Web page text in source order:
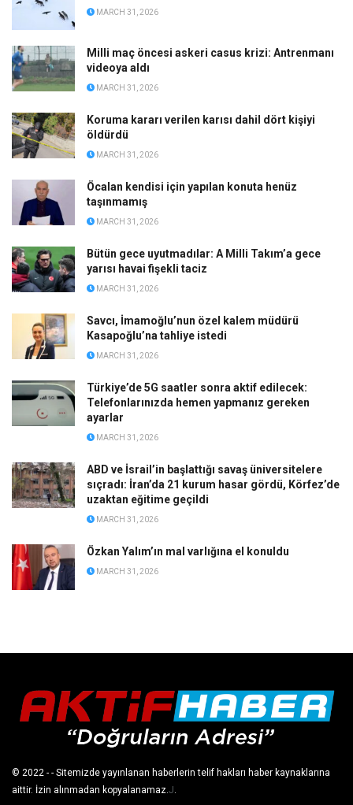
MARCH 31, 2026
Milli maç öncesi askeri casus krizi: Antrenmanı
videoya aldı
MARCH 31, 2026
Koruma kararı verilen karısı dahil dört kişiyi
öldürdü
MARCH 31, 2026
Öcalan kendisi için yapılan konuta henüz
taşınmamış
MARCH 31, 2026
Bütün gece uyutmadılar: A Milli Takım’a gece
yarısı havai fişekli taciz
MARCH 31, 2026
Savcı, İmamoğlu’nun özel kalem müdürü
Kasapoğlu’na tahliye istedi
MARCH 31, 2026
Türkiye’de 5G saatler sonra aktif edilecek:
Telefonlarınızda hemen yapmanız gereken
ayarlar
MARCH 31, 2026
ABD ve İsrail’in başlattığı savaş üniversitelere
sıçradı: İran’da 21 kurum hasar gördü, Körfez’de
uzaktan eğitime geçildi
MARCH 31, 2026
Özkan Yalım’ın mal varlığına el konuldu
MARCH 31, 2026
© 2022 - - Sitemizde yayınlanan haberlerin telif hakları haber kaynaklarına
aittir. İzin alınmadan kopyalanamaz. J